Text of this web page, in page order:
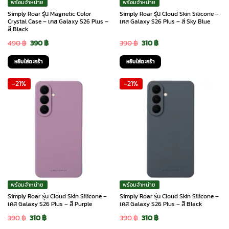
พร้อมจำหน่าย
Simply Roar รุ่น Magnetic Color
Crystal Case – เคส Galaxy S26 Plus –
สี Black
490฿ Original
price
was:
490 ฿.
390฿Current
price
390 ฿.
หยิบใส่ตะกร้า
พร้อมจำหน่าย
Simply Roar รุ่น Cloud Skin Silicone –
เคส Galaxy S26 Plus – สี Sky Blue
390฿ Original
price
was:
390 ฿.
310฿Current
price
is:
310 ฿.
หยิบใส่ตะกร้า
-21%
พร้อมจำหน่าย
Simply Roar รุ่น Cloud Skin Silicone –
เคส Galaxy S26 Plus – สี Purple
390฿ Original
310฿Current
-21%
พร้อมจำหน่าย
Simply Roar รุ่น Cloud Skin Silicone –
เคส Galaxy S26 Plus – สี Black
390฿ Original
310฿Current